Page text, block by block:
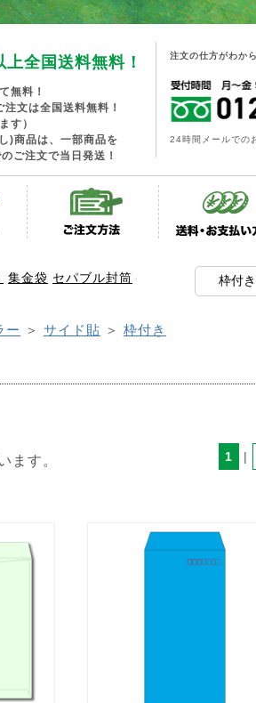
上全国送料無料！
無料！
文は全国送料無料！
す）
)商品は、一部商品を
ご注文で当日発送！
注文の仕方がわか
24時間メールでの
集金袋 セパブル封筒
ー ＞ サイド貼 ＞ 枠付き
ます。 1 |